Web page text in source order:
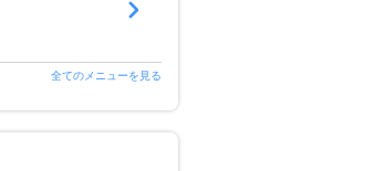
全てのメニューを見る